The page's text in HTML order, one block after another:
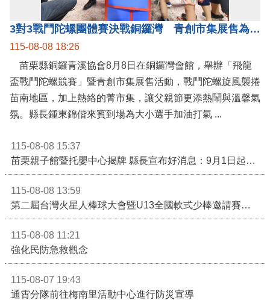
3對3戰鬥陀螺團體賽決戰銅鑼灣 青創市集展售為父親節增添繽紛
115-08-08 18:26
苗栗縣銅鑼青溪協會8月8日在銅鑼灣會館，舉辦「飛龍
盃戰鬥陀螺競賽」暨青創市集展售活動，戰鬥陀螺旋風襲捲
苗南地區，加上熱絡的菁市集，讓父親節更添熱鬧與溫馨氣
氛。縣長鍾東錦偕來賓到場為大小選手加油打氣 ...
115-08-08 15:37
苗栗親子館暨托嬰中心揭牌 縣長宣布好消息：9月1日起調降臨時托嬰費用
115-08-08 13:59
第二屆台灣火星人棒球大會暨U13全國軟式少棒邀請賽在苗栗舉辦
115-08-08 11:21
強化民防急救觀念
115-08-07 19:43
通霄分隊前往梅南里活動中心進行防災宣導